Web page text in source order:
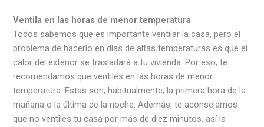
Ventila en las horas de menor temperatura
Todos sabemos que es importante ventilar la casa, pero el
problema de hacerlo en días de altas temperaturas es que el
calor del exterior se trasladará a tu vivienda. Por eso, te
recomendamos que ventiles en las horas de menor
temperatura. Estas son, habitualmente, la primera hora de la
mañana o la última de la noche. Además, te aconsejamos
que no ventiles tu casa por más de diez minutos, así la